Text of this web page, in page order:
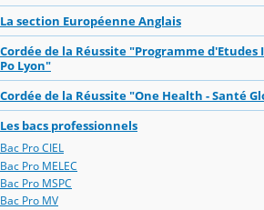
La section Européenne Anglais
Cordée de la Réussite "Programme d'Etudes
Po Lyon"
Cordée de la Réussite "One Health - Santé
Les bacs professionnels
Bac Pro CIEL
Bac Pro MELEC
Bac Pro MSPC
Bac Pro MV